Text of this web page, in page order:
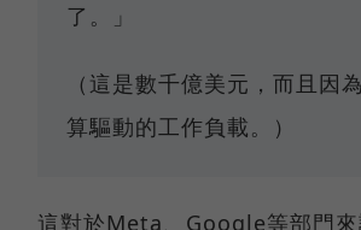
了。」
（這是數千億美元，而且
算驅動的工作負載。）
這對於Meta、Google等部門來